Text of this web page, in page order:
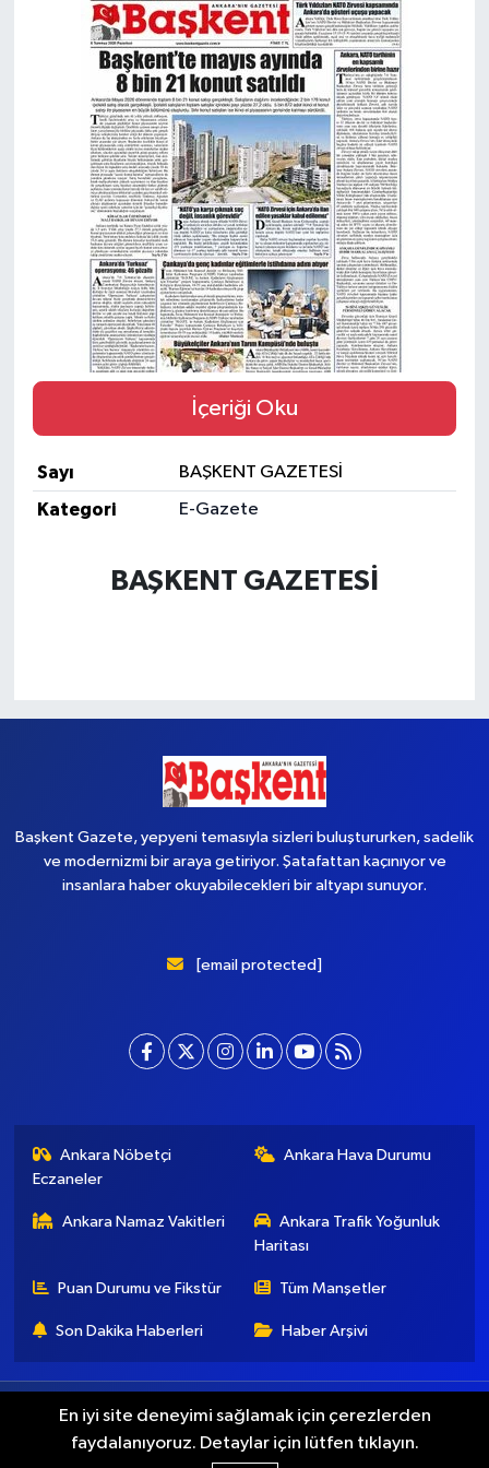
İçeriği Oku
Sayı
BAŞKENT GAZETESİ
Kategori
E-Gazete
BAŞKENT GAZETESİ
Başkent Gazete, yepyeni temasıyla sizleri buluştururken, sadelik
ve modernizmi bir araya getiriyor. Şatafattan kaçınıyor ve
insanlara haber okuyabilecekleri bir altyapı sunuyor.
[email protected]
Ankara Nöbetçi
Eczaneler
Ankara Hava Durumu
Ankara Namaz Vakitleri
Ankara Trafik Yoğunluk
Haritası
Puan Durumu ve Fikstür Tüm Manşetler
Son Dakika Haberleri Haber Arşivi
Künye İletişim Gizlilik Koşulları
En iyi site deneyimi sağlamak için çerezlerden
faydalanıyoruz. Detaylar için lütfen tıklayın.
Güvenlik
Kültür-Sanat
Magazin
Özel Haber
Resmi İlan
Sağlık
Siyaset
Teknoloji